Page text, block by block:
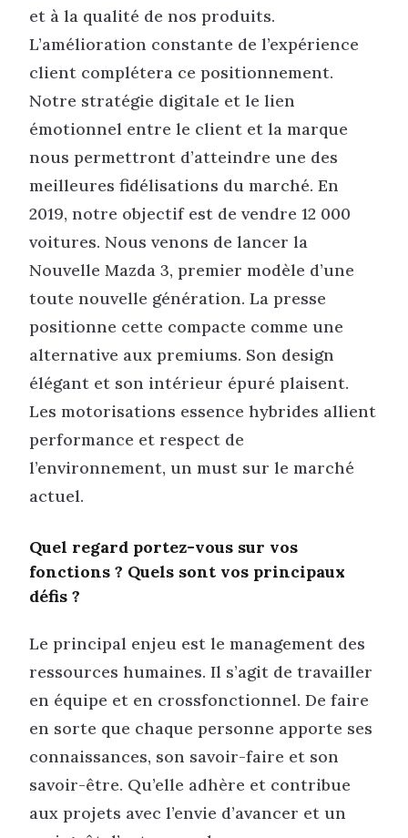
et à la qualité de nos produits.
L’amélioration constante de l’expérience
client complétera ce positionnement.
Notre stratégie digitale et le lien
émotionnel entre le client et la marque
nous permettront d’atteindre une des
meilleures fidélisations du marché. En
2019, notre objectif est de vendre 12 000
voitures. Nous venons de lancer la
Nouvelle Mazda 3, premier modèle d’une
toute nouvelle génération. La presse
positionne cette compacte comme une
alternative aux premiums. Son design
élégant et son intérieur épuré plaisent.
Les motorisations essence hybrides allient
performance et respect de
l’environnement, un must sur le marché
actuel.
Quel regard portez-vous sur vos
fonctions ? Quels sont vos principaux
défis ?
Le principal enjeu est le management des
ressources humaines. Il s’agit de travailler
en équipe et en crossfonctionnel. De faire
en sorte que chaque personne apporte ses
connaissances, son savoir-faire et son
savoir-être. Qu’elle adhère et contribue
aux projets avec l’envie d’avancer et un